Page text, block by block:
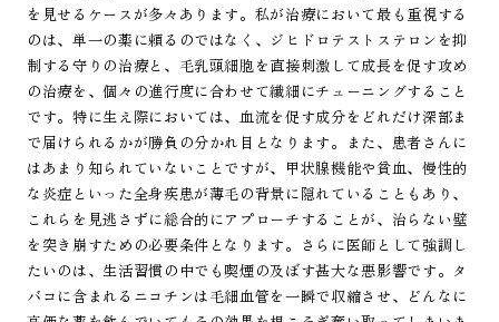
を見せるケースが多々あります。私が治療において最も重視する
のは、単一の薬に頼るのではなく、ジヒドロテストステロンを抑
制する守りの治療と、毛乳頭細胞を直接刺激して成長を促す攻め
の治療を、個々の進行度に合わせて繊細にチューニングすること
です。特に生え際においては、血流を促す成分をどれだけ深部ま
で届けられるかが勝負の分かれ目となります。また、患者さんに
はあまり知られていないことですが、甲状腺機能や貧血、慢性的
な炎症といった全身疾患が薄毛の背景に隠れていることもあり、
これらを見逃さずに総合的にアプローチすることが、治らない壁
を突き崩すための必要条件となります。さらに医師として強調し
たいのは、生活習慣の中でも喫煙の及ぼす甚大な悪影響です。タ
バコに含まれるニコチンは毛細血管を一瞬で収縮させ、どんなに